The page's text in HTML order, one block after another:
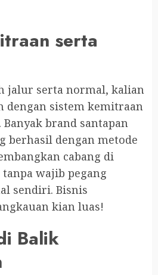
serta
jalur serta normal, kalian
dengan sistem kemitraan
brand santapan
berhasil dengan metode
cabang di
wajib pegang
sendiri. Bisnis
kian luas!
Balik